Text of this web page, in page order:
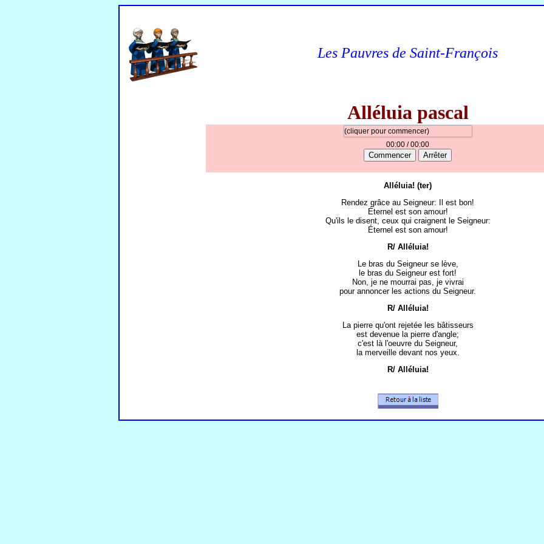
Les Pauvres de Saint-François
Alléluia pascal
(cliquer pour commencer)
00:00 / 00:00
Commencer Arrêter
Alléluia! (ter)
Rendez grâce au Seigneur: Il est bon!
Éternel est son amour!
Qu'ils le disent, ceux qui craignent le Seigneur:
Éternel est son amour!
R/ Alléluia!
Le bras du Seigneur se lève,
le bras du Seigneur est fort!
Non, je ne mourrai pas, je vivrai
pour annoncer les actions du Seigneur.
R/ Alléluia!
La pierre qu'ont rejetée les bâtisseurs
est devenue la pierre d'angle;
c'est là l'oeuvre du Seigneur,
la merveille devant nos yeux.
R/ Alléluia!